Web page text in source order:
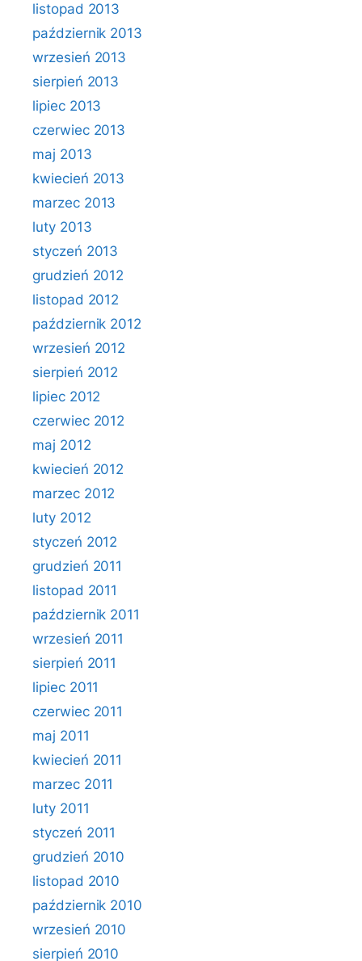
listopad 2013
październik 2013
wrzesień 2013
sierpień 2013
lipiec 2013
czerwiec 2013
maj 2013
kwiecień 2013
marzec 2013
luty 2013
styczeń 2013
grudzień 2012
listopad 2012
październik 2012
wrzesień 2012
sierpień 2012
lipiec 2012
czerwiec 2012
maj 2012
kwiecień 2012
marzec 2012
luty 2012
styczeń 2012
grudzień 2011
listopad 2011
październik 2011
wrzesień 2011
sierpień 2011
lipiec 2011
czerwiec 2011
maj 2011
kwiecień 2011
marzec 2011
luty 2011
styczeń 2011
grudzień 2010
listopad 2010
październik 2010
wrzesień 2010
sierpień 2010